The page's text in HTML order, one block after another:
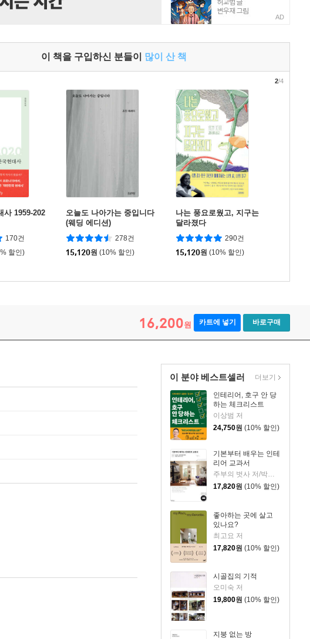
AD
이 책을 구입하신 분들이 많이 산 책
사 1959-202
170건
할인)
오늘도 나아가는 중입니다
(웨딩 에디션)
278건
15,120원 (10% 할인)
나는 풍요로웠고, 지구는
달라졌다
290건
15,120원 (10% 할인)
2/4
16,200원 카트에 넣기 바로구매
이 분야 베스트셀러
인테리어, 호구 안 당
하는 체크리스트
이상범 저
24,750원 (10% 할인)
기본부터 배우는 인테
리어 교과서
주부의 벗사 저/박승희 역
17,820원 (10% 할인)
좋아하는 곳에 살고
있나요?
최고요 저
17,820원 (10% 할인)
시골집의 기적
오미숙 저
19,800원 (10% 할인)
지붕 없는 방
더보기